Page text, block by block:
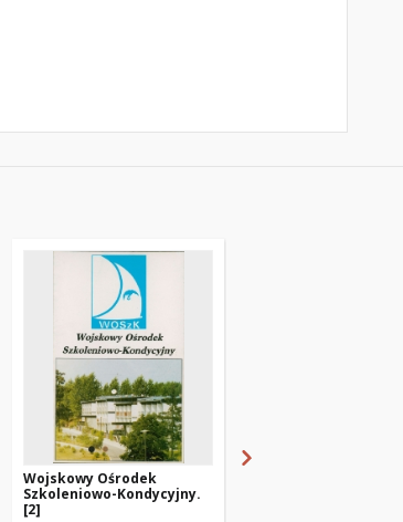
Wojskowy Ośrodek
Szkoleniowo-Kondycyjny.
[2]